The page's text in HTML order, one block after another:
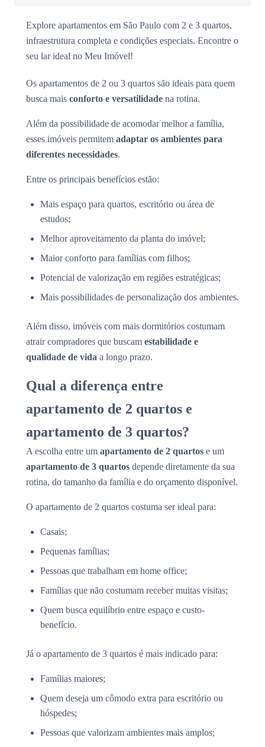
Explore apartamentos em São Paulo com 2 e 3 quartos,
infraestrutura completa e condições especiais. Encontre o
seu lar ideal no Meu Imóvel!
Os apartamentos de 2 ou 3 quartos são ideais para quem
busca mais conforto e versatilidade na rotina.
Além da possibilidade de acomodar melhor a família,
esses imóveis permitem adaptar os ambientes para
diferentes necessidades.
Entre os principais benefícios estão:
Mais espaço para quartos, escritório ou área de
estudos;
Melhor aproveitamento da planta do imóvel;
Maior conforto para famílias com filhos;
Potencial de valorização em regiões estratégicas;
Mais possibilidades de personalização dos ambientes.
Além disso, imóveis com mais dormitórios costumam
atrair compradores que buscam estabilidade e
qualidade de vida a longo prazo.
Qual a diferença entre
apartamento de 2 quartos e
apartamento de 3 quartos?
A escolha entre um apartamento de 2 quartos e um
apartamento de 3 quartos depende diretamente da sua
rotina, do tamanho da família e do orçamento disponível.
O apartamento de 2 quartos costuma ser ideal para:
Casais;
Pequenas famílias;
Pessoas que trabalham em home office;
Famílias que não costumam receber muitas visitas;
Quem busca equilíbrio entre espaço e custo-
benefício.
Já o apartamento de 3 quartos é mais indicado para:
Famílias maiores;
Quem deseja um cômodo extra para escritório ou
hóspedes;
Pessoas que valorizam ambientes mais amplos;